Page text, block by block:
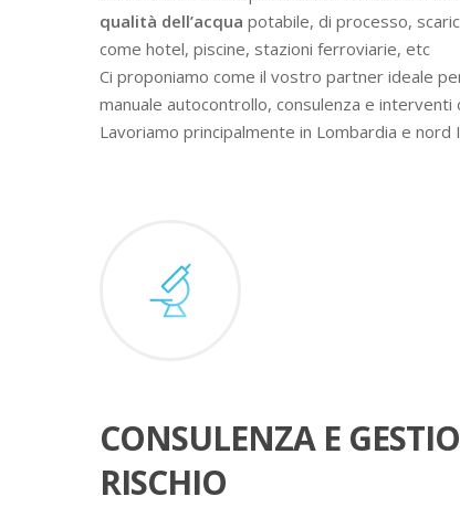
qualità dell’acquapotabile, di processo,
come hotel, piscine, stazioni ferroviarie, etc
Ci proponiamo come il vostro partner ideale
manuale autocontrollo, consulenza e interventi
Lavoriamo principalmente in Lombardia e nord
CONSULENZA E
RISCHIO